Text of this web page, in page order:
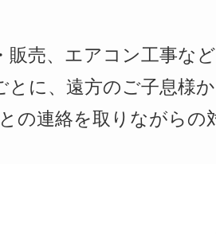
売、エアコン工事な
に、遠方のご子息様
連絡を取りながらの